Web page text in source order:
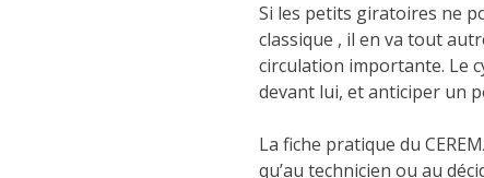
Si les petits giratoires ne
classique , il en va tout
circulation importante. Le
devant lui, et anticiper un
La fiche pratique du
qu’au technicien ou au